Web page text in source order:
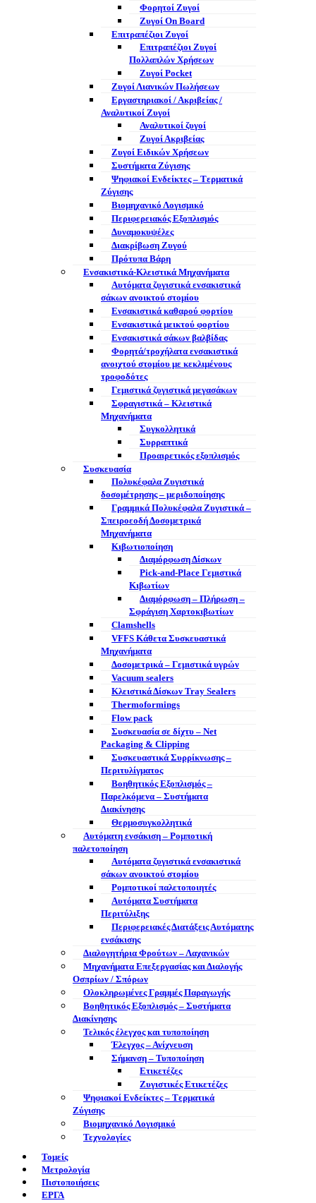
Φορητοί Ζυγοί
Ζυγοί On Board
Επιτραπέζιοι Ζυγοί
Επιτραπέζιοι Ζυγοί
Πολλαπλών Χρήσεων
Ζυγοί Pocket
Ζυγοί Λιανικών Πωλήσεων
Εργαστηριακοί / Ακριβείας /
Αναλυτικοί Ζυγοί
Αναλυτικοί ζυγοί
Ζυγοί Ακριβείας
Ζυγοί Ειδικών Χρήσεων
Συστήματα Ζύγισης
Ψηφιακοί Ενδείκτες – Tερματικά
Ζύγισης
Βιομηχανικό Λογισμικό
Περιφερειακός Εξοπλισμός
Δυναμοκυψέλες
Διακρίβωση Ζυγού
Πρότυπα Βάρη
Ενσακιστικά-Κλειστικά Μηχανήματα
Αυτόματα ζυγιστικά ενσακιστικά
σάκων ανοικτού στομίου
Ενσακιστικά καθαρού φορτίου
Ενσακιστικά μεικτού φορτίου
Eνσακιστικά σάκων βαλβίδας
Φορητά/τροχήλατα ενσακιστικά
ανοιχτού στομίου με κεκλιμένους
τροφοδότες
Γεμιστικά ζυγιστικά μεγασάκων
Σφραγιστικά – Κλειστικά
Μηχανήματα
Συγκολλητικά
Συρραπτικά
Προαιρετικός εξοπλισμός
Συσκευασία
Πολυκέφαλα Ζυγιστικά
δοσομέτρησης – μεριδοποίησης
Γραμμικά Πολυκέφαλα Ζυγιστικά –
Σπειροεοδή Δοσομετρικά
Μηχανήματα
Κιβωτιοποίηση
Διαμόρφωση Δίσκων
Pick-and-Place Γεμιστικά
Κιβωτίων
Διαμόρφωση – Πλήρωση –
Σφράγιση Χαρτοκιβωτίων
Clamshells
VFFS Κάθετα Συσκευαστικά
Μηχανήματα
Δοσομετρικά – Γεμιστικά υγρών
Vacuum sealers
Κλειστικά Δίσκων Tray Sealers
Thermoformings
Flow pack
Συσκευασία σε δίχτυ – Net
Packaging & Clipping
Συσκευαστικά Συρρίκνωσης –
Περιτυλίγματος
Βοηθητικός Εξοπλισμός –
Παρελκόμενα – Συστήματα
Διακίνησης
Θερμοσυγκολλητικά
Αυτόματη ενσάκιση – Ρομποτική
παλετοποίηση
Αυτόματα ζυγιστικά ενσακιστικά
σάκων ανοικτού στομίου
Ρομποτικοί παλετοποιητές
Αυτόματα Συστήματα
Περιτύλιξης
Περιφερειακές Διατάξεις Αυτόματης
ενσάκισης
Διαλογητήρια Φρούτων – Λαχανικών
Μηχανήματα Επεξεργασίας και Διαλογής
Οσπρίων / Σπόρων
Ολοκληρωμένες Γραμμές Παραγωγής
Βοηθητικός Εξοπλισμός – Συστήματα
Διακίνησης
Τελικός έλεγχος και τυποποίηση
Έλεγχος – Ανίχνευση
Σήμανση – Τυποποίηση
Ετικετέζες
Ζυγιστικές Ετικετέζες
Ψηφιακοί Ενδείκτες – Tερματικά
Ζύγισης
Βιομηχανικό Λογισμικό
Τεχνολογίες
Τομείς
Μετρολογία
Πιστοποιήσεις
ΕΡΓΑ